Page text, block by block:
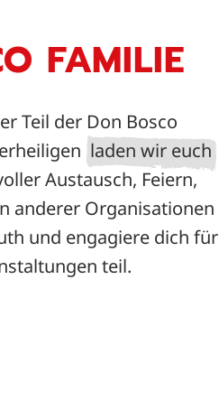
FAMILIE
Teil der Don Bosco
laden wir euch
Austausch, Feiern,
anderer Organisationen
und engagiere dich für
teil.